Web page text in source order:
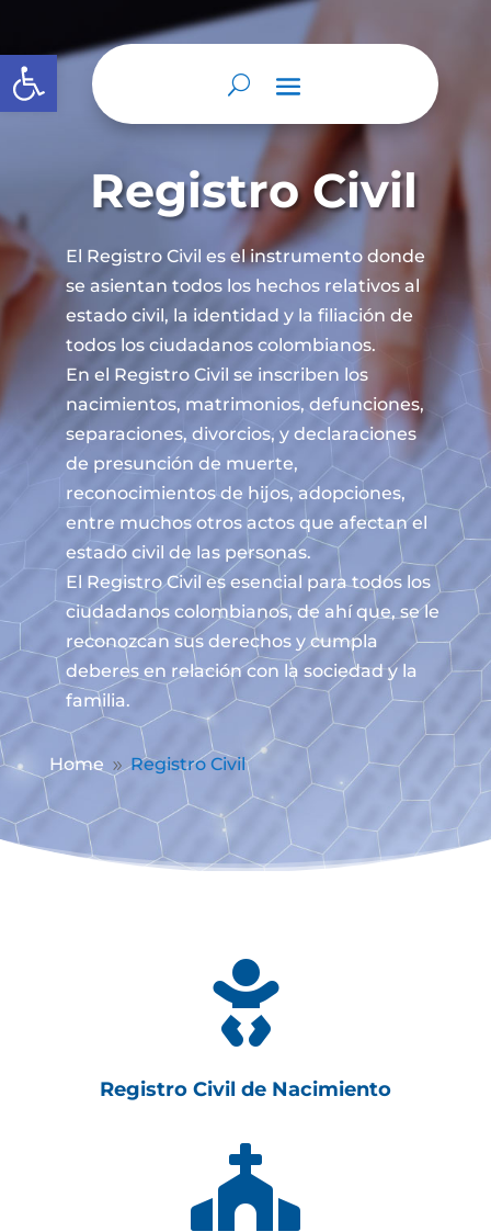
Abrir barra de herramientas
Registro Civil
El Registro Civil es el instrumento donde
se asientan todos los hechos relativos al
estado civil, la identidad y la filiación de
todos los ciudadanos colombianos.
En el Registro Civil se inscriben los
nacimientos, matrimonios, defunciones,
separaciones, divorcios, y declaraciones
de presunción de muerte,
reconocimientos de hijos, adopciones,
entre muchos otros actos que afectan el
estado civil de las personas.
El Registro Civil es esencial para todos los
ciudadanos colombianos, de ahí que, se le
reconozcan sus derechos y cumpla
deberes en relación con la sociedad y la
familia.
Home 9 Registro Civil

Registro Civil de Nacimiento
